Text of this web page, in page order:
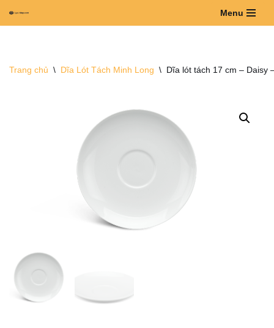
dung
Menu
Trang chủ \ Dĩa Lót Tách Minh Long \ Dĩa lót tách 17 cm – Daisy